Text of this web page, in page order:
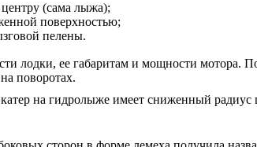
(сама лыжа);
поверхностью;
пелены.
лодки, ее габаритам и мощности мотора.
поворотах.
на гидролыже имеет сниженный